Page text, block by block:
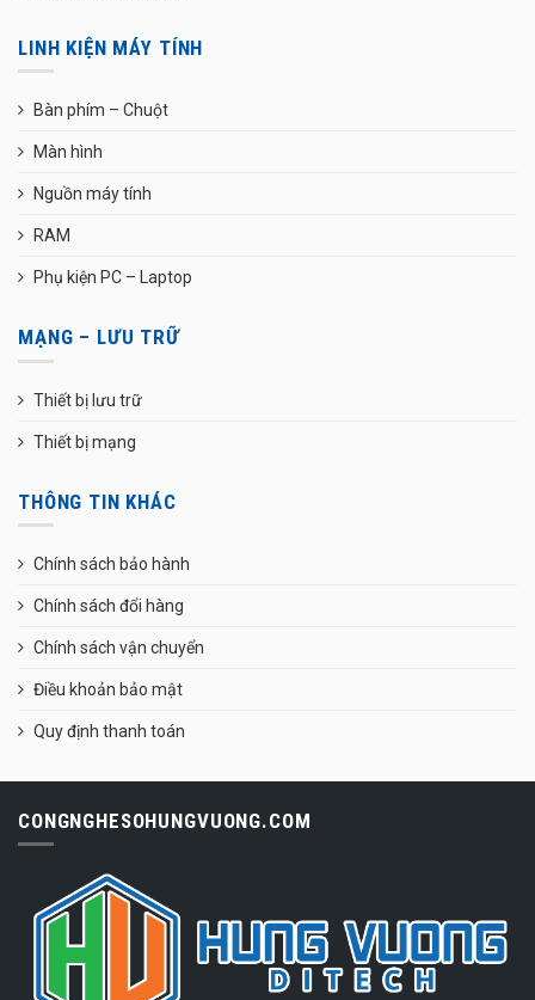
LINH KIỆN MÁY TÍNH
Bàn phím – Chuột
Màn hình
Nguồn máy tính
RAM
Phụ kiện PC – Laptop
MẠNG – LƯU TRỮ
Thiết bị lưu trữ
Thiết bị mạng
THÔNG TIN KHÁC
Chính sách bảo hành
Chính sách đổi hàng
Chính sách vận chuyển
Điều khoản bảo mật
Quy định thanh toán
CONGNGHESOHUNGVUONG.COM